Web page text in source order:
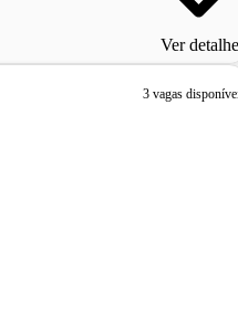
Ver
3 vagas